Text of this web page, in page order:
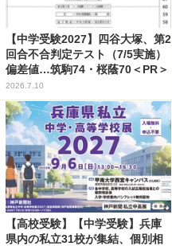
【中学受験2027】四谷大塚、第2
回合不合判定テスト（7/5実施）
偏差値…筑駒74・桜蔭70＜PR＞
2026.7.10
【高校受験】【中学受験】兵庫
県内の私立31校が集結、個別相